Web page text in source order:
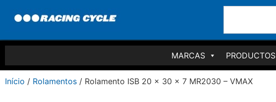
MARCAS PRODUCTOS
Início / Rolamentos / Rolamento ISB 20 x 30 x 7 MR2030 – VMAX